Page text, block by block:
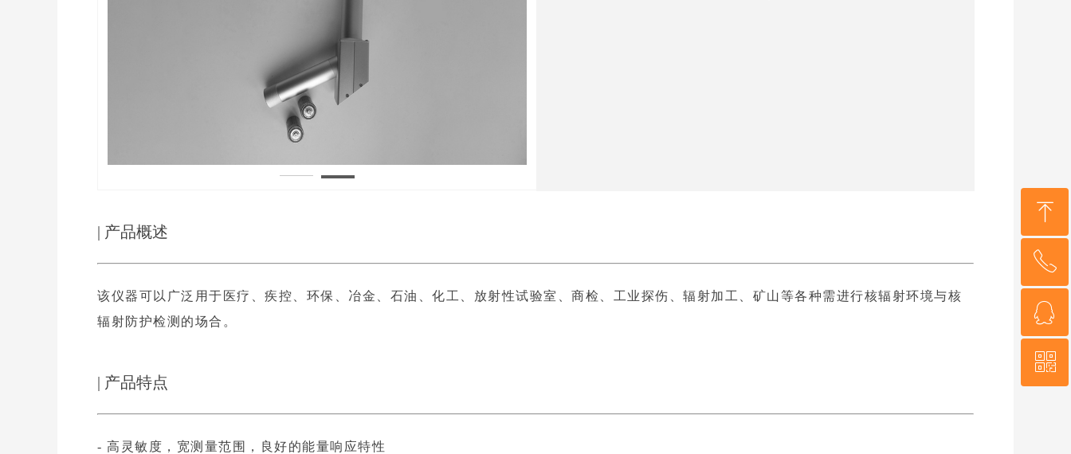
| 产品概述
该仪器可以广泛用于医疗、疾控、环保、冶金、石油、化工、放射性试验室、商检、工业探伤、辐射加工、矿山等各种需进行核辐射环境与核
辐射防护检测的场合。
| 产品特点
- 高灵敏度，宽测量范围，良好的能量响应特性
ꁸ
回到顶部
ꂅ
ꁗ
QQ客服
ꀥ